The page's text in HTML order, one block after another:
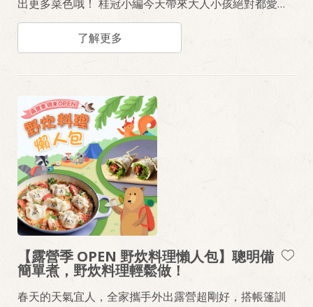
出更多菜色哦！ 桂冠小編今天帶來大人小孩絕對都愛的
兩道【湯底新吃法】料理 保證簡單又美味！吃膩普通湯
底的你一定要試試～
了解更多
【露營季 OPEN 野炊料理懶人包】聰明備
簡單煮，野炊料理輕鬆做！
春天的天氣宜人，全家攜手外出露營超剛好，搭帳篷訓